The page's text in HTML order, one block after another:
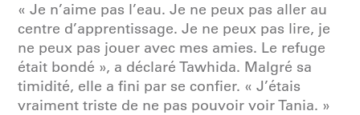
« Je n’aime pas l’eau. Je ne peux pas aller au
centre d’apprentissage. Je ne peux pas lire, je
ne peux pas jouer avec mes amies. Le refuge
était bondé », a déclaré Tawhida. Malgré sa
timidité, elle a fini par se confier. « J’étais
vraiment triste de ne pas pouvoir voir Tania. »